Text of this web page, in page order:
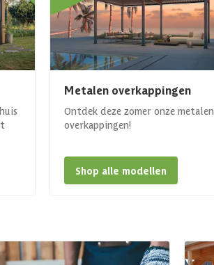
Metalen overkappingen
Ontdek deze zomer onze metalen
overkappingen!
Shop alle modellen